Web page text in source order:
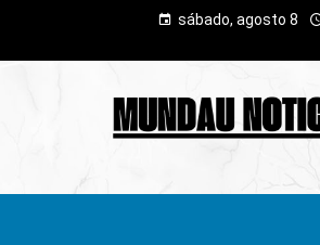
sábado, agosto 8